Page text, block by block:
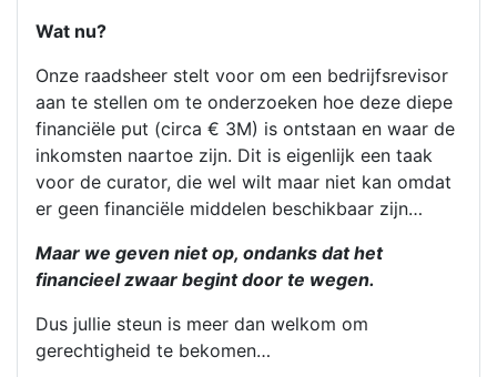
Wat nu?
Onze raadsheer stelt voor om een bedrijfsrevisor
aan te stellen om te onderzoeken hoe deze diepe
financiële put (circa € 3M) is ontstaan en waar de
inkomsten naartoe zijn. Dit is eigenlijk een taak
voor de curator, die wel wilt maar niet kan omdat
er geen financiële middelen beschikbaar zijn…
Maar we geven niet op, ondanks dat het
financieel zwaar begint door te wegen.
Dus jullie steun is meer dan welkom om
gerechtigheid te bekomen…